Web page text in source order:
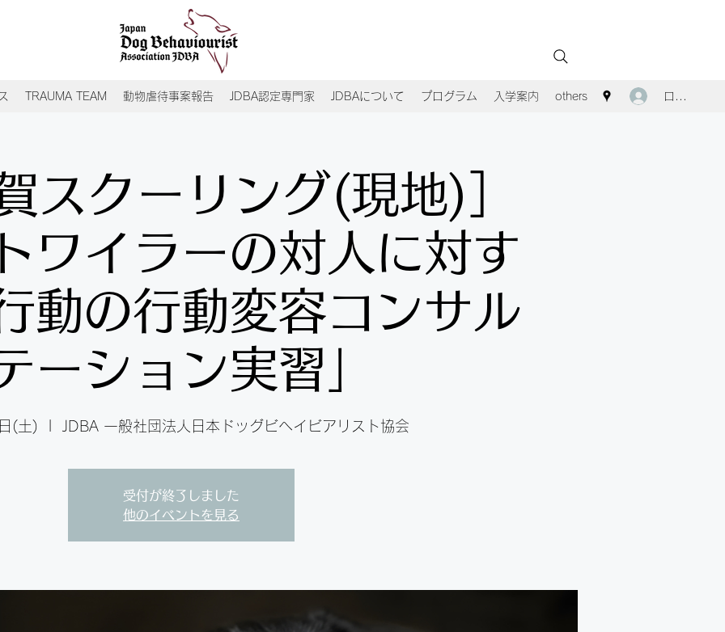
TRAUMA TEAM 動物虐待事案報告 JDBA認定専門家 JDBAについて プログラム 入学案内 others ログイン
スクーリング(現地)］
ワイラーの対人に対す
動の行動変容コンサル
ーション実習」
(土) JDBA 一般社団法人日本ドッグビヘイビアリスト協会
受付が終了しました
他のイベントを見る